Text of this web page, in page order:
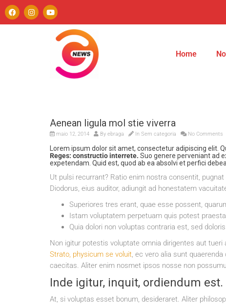
Home
Aenean ligula mol stie viverra
maio 12, 2014 By ebraga In Sem categoria No Comments
Lorem ipsum dolor sit amet, consectetur adipiscing elit.
Reges: constructio interrete. Suo genere perveniant ad
expetendam. Quid est, quod ab ea absolvi et perfici
Ut pulsi recurrant? Ratio enim nostra consentit,
Diodorus, eius auditor, adiungit ad honestatem
Superiores tres erant, quae esse possent,
Istam voluptatem perpetuam quis potest
Quia dolori non voluptas contraria est, sed
Non igitur potestis voluptate omnia dirigentes aut
Strato, physicum se voluit, ec vero alia sunt
caecitas. Aliter enim nosmet ipsos nosse non
Inde igitur, inquit, ordiendum est.
At, si voluptas esset bonum, desideraret. Aliter